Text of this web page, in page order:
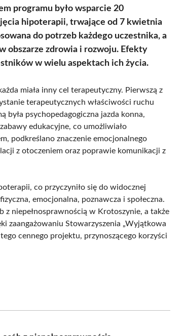
programu było wsparcie 20
hipoterapii, trwające od 7 kwietnia
do potrzeb każdego uczestnika, a
obszarze zdrowia i rozwoju. Efekty
w wielu aspektach ich życia.
miała inny cel terapeutyczny. Pierwszą z
terapeutycznych właściwości ruchu
psychopedagogiczna jazda konna,
edukacyjne, co umożliwiało
podkreślano znaczenie emocjonalnego
z otoczeniem oraz poprawie komunikacji z
co przyczyniło się do widocznej
emocjonalna, poznawcza i społeczna.
niepełnosprawnością w Krotoszynie, a także
zaangażowaniu Stowarzyszenia „Wyjątkowa
cennego projektu, przynoszącego korzyści